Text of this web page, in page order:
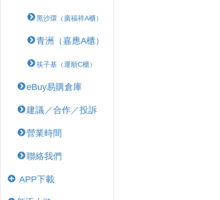
黑沙環（廣福祥A櫃）
青洲（嘉應A櫃）
筷子基（運順C櫃）
eBuy易購倉庫
建議／合作／投訴
營業時間
聯絡我們
APP下載